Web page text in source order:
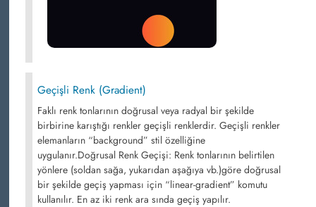
Geçişli Renk (Gradient)
Faklı renk tonlarının doğrusal veya radyal bir şekilde
birbirine karıştığı renkler geçişli renklerdir. Geçişli renkler
elemanların “background” stil özelliğine
uygulanır.Doğrusal Renk Geçişi: Renk tonlarının belirtilen
yönlere (soldan sağa, yukarıdan aşağıya vb.)göre doğrusal
bir şekilde geçiş yapması için “linear-gradient” komutu
kullanılır. En az iki renk ara sında geçiş yapılır.